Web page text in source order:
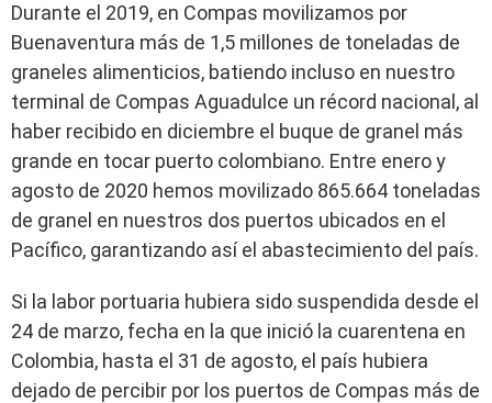
Durante el 2019, en Compas movilizamos por
Buenaventura más de 1,5 millones de toneladas de
graneles alimenticios, batiendo incluso en nuestro
terminal de Compas Aguadulce un récord nacional, al
haber recibido en diciembre el buque de granel más
grande en tocar puerto colombiano. Entre enero y
agosto de 2020 hemos movilizado 865.664 toneladas
de granel en nuestros dos puertos ubicados en el
Pacífico, garantizando así el abastecimiento del país.
Si la labor portuaria hubiera sido suspendida desde el
24 de marzo, fecha en la que inició la cuarentena en
Colombia, hasta el 31 de agosto, el país hubiera
dejado de percibir por los puertos de Compas más de